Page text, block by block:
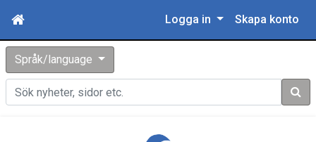
Logga in Skapa konto
Språk/language
Sök